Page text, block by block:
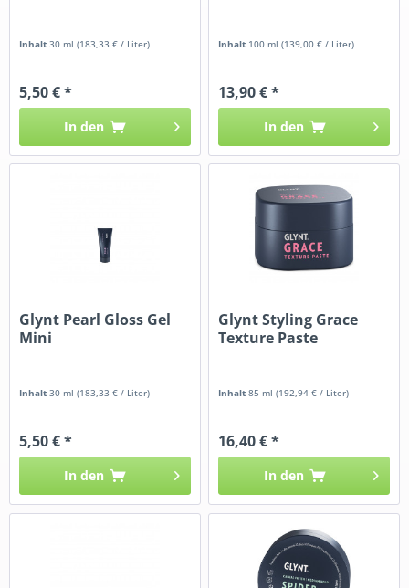
Inhalt30 ml(183,33 € / Liter)
5,50 € *
In den
Inhalt 100 ml(139,00 € / Liter)
13,90 € *
In den
Glynt Pearl Gloss Gel
Mini
Inhalt30 ml(183,33 € / Liter)
5,50 € *
In den
Glynt Styling Grace
Texture Paste
Inhalt85 ml(192,94 € / Liter)
16,40 € *
In den